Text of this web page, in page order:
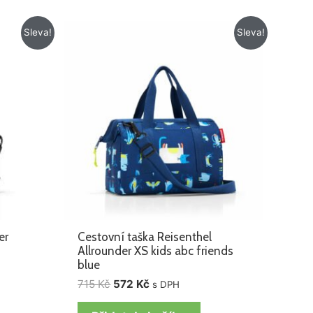
Sleva! Sleva!
Cestovní taška Reisenthel
Allrounder XS kids abc friends
blue
715Kč 572 Kč
572 Kč.
s DPH